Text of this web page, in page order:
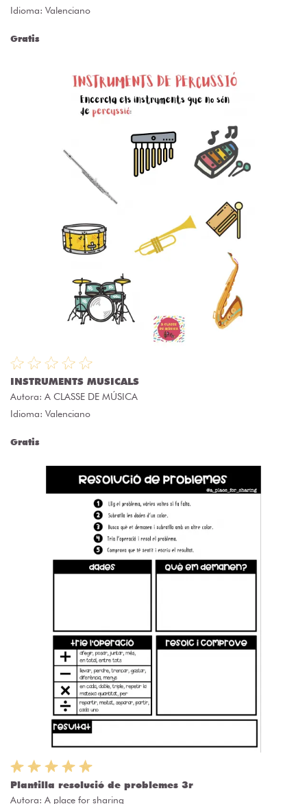
Idioma: Valenciano
Gratis
INSTRUMENTS MUSICALS
Autora: A CLASSE DE MÚSICA
Idioma: Valenciano
Gratis
Plantilla resolució de problemes 3r
Autora: A place for sharing